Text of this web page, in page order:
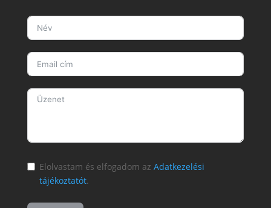
Elolvastam és elfogadom az Adatkezelési
tájékoztatót.